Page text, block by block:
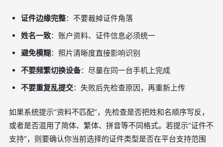
证件边缘完整：不要裁掉证件角落
姓名一致：账户资料、证件信息必须统一
避免模糊：照片清晰度直接影响识别
不要频繁切换设备：尽量在同一台手机上完成
不要重复乱提交：失败后先检查原因，再重新上传
如果系统提示“资料不匹配”，先检查是否把姓和名顺序写反，
或者是否混用了简体、繁体、拼音等不同格式。若提示“证件不
支持”，则要确认你当前选择的证件类型是否在平台支持范围